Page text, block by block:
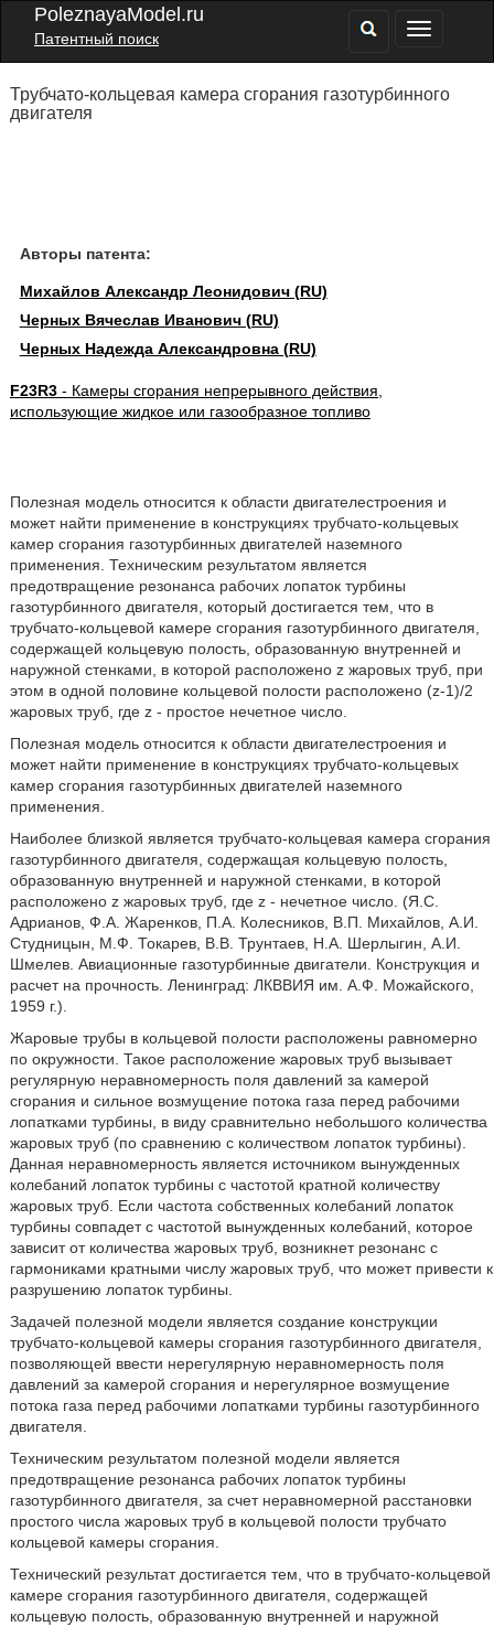
PoleznayaModel.ru
Патентный поиск
Трубчато-кольцевая камера сгорания газотурбинного
двигателя
Авторы патента:
Михайлов Александр Леонидович (RU)
Черных Вячеслав Иванович (RU)
Черных Надежда Александровна (RU)
F23R3- Камеры сгорания непрерывного действия,
использующие жидкое или газообразное топливо
Полезная модель относится к области двигателестроения и
может найти применение в конструкциях трубчато-кольцевых
камер сгорания газотурбинных двигателей наземного
применения. Техническим результатом является
предотвращение резонанса рабочих лопаток турбины
газотурбинного двигателя, который достигается тем, что в
трубчато-кольцевой камере сгорания газотурбинного двигателя,
содержащей кольцевую полость, образованную внутренней и
наружной стенками, в которой расположено z жаровых труб, при
этом в одной половине кольцевой полости расположено (z-1)/2
жаровых труб, где z - простое нечетное число.
Полезная модель относится к области двигателестроения и
может найти применение в конструкциях трубчато-кольцевых
камер сгорания газотурбинных двигателей наземного
применения.
Наиболее близкой является трубчато-кольцевая камера сгорания
газотурбинного двигателя, содержащая кольцевую полость,
образованную внутренней и наружной стенками, в которой
расположено z жаровых труб, где z - нечетное число. (Я.С.
Адрианов, Ф.А. Жаренков, П.А. Колесников, В.П. Михайлов, А.И.
Студницын, М.Ф. Токарев, В.В. Трунтаев, Н.А. Шерлыгин, А.И.
Шмелев. Авиационные газотурбинные двигатели. Конструкция и
расчет на прочность. Ленинград: ЛКВВИЯ им. А.Ф. Можайского,
1959 г.).
Жаровые трубы в кольцевой полости расположены равномерно
по окружности. Такое расположение жаровых труб вызывает
регулярную неравномерность поля давлений за камерой
сгорания и сильное возмущение потока газа перед рабочими
лопатками турбины, в виду сравнительно небольшого количества
жаровых труб (по сравнению с количеством лопаток турбины).
Данная неравномерность является источником вынужденных
колебаний лопаток турбины с частотой кратной количеству
жаровых труб. Если частота собственных колебаний лопаток
турбины совпадет с частотой вынужденных колебаний, которое
зависит от количества жаровых труб, возникнет резонанс с
гармониками кратными числу жаровых труб, что может привести к
разрушению лопаток турбины.
Задачей полезной модели является создание конструкции
трубчато-кольцевой камеры сгорания газотурбинного двигателя,
позволяющей ввести нерегулярную неравномерность поля
давлений за камерой сгорания и нерегулярное возмущение
потока газа перед рабочими лопатками турбины газотурбинного
двигателя.
Техническим результатом полезной модели является
предотвращение резонанса рабочих лопаток турбины
газотурбинного двигателя, за счет неравномерной расстановки
простого числа жаровых труб в кольцевой полости трубчато
кольцевой камеры сгорания.
Технический результат достигается тем, что в трубчато-кольцевой
камере сгорания газотурбинного двигателя, содержащей
кольцевую полость, образованную внутренней и наружной